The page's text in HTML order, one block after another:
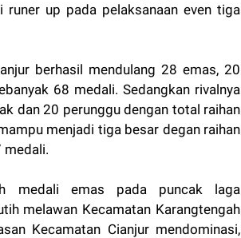
up pada pelaksanaan even tiga
berhasil mendulang 28 emas, 20
68 medali. Sedangkan rivalnya
dan 20 perunggu dengan total raihan
menjadi tiga besar degan raihan
medali.
medali emas pada puncak laga
melawan Kecamatan Karangtengah
Kecamatan Cianjur mendominasi,